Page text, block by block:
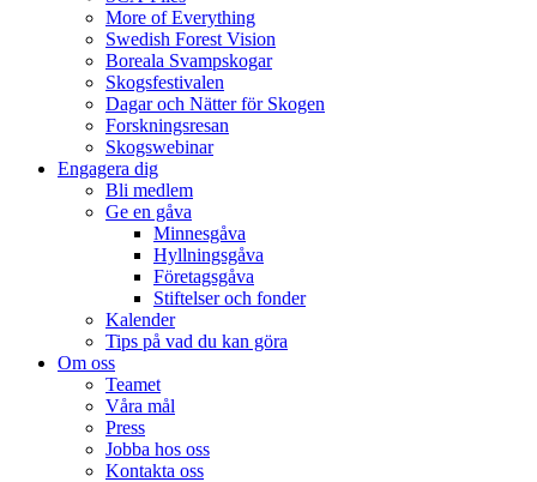
More of Everything
Swedish Forest Vision
Boreala Svampskogar
Skogsfestivalen
Dagar och Nätter för Skogen
Forskningsresan
Skogswebinar
Engagera dig
Bli medlem
Ge en gåva
Minnesgåva
Hyllningsgåva
Företagsgåva
Stiftelser och fonder
Kalender
Tips på vad du kan göra
Om oss
Teamet
Våra mål​
Press
Jobba hos oss
Kontakta oss